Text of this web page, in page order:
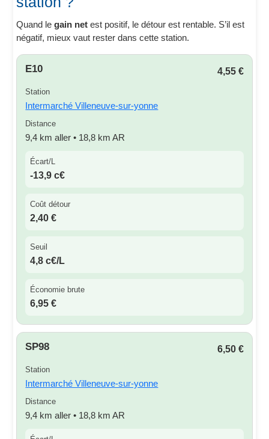
Quand legain net est positif, le détour est rentable. S’il est
négatif, mieux vaut rester dans cette station.
E10 4,55 €
Station
Intermarché Villeneuve-sur-yonne
Distance
9,4 km aller • 18,8 km AR
Écart/L
-13,9 c€
Coût détour
2,40 €
Seuil
4,8 c€/L
Économie brute
6,95 €
SP98 6,50 €
Station
Intermarché Villeneuve-sur-yonne
Distance
9,4 km aller • 18,8 km AR